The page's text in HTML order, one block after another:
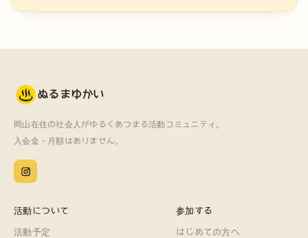
ぬるまゆかい
岡山在住の社会人がゆるくあつまる活動コミュニティ。
入会金・月額はありません。
活動について
活動予定
参加する
はじめての方へ